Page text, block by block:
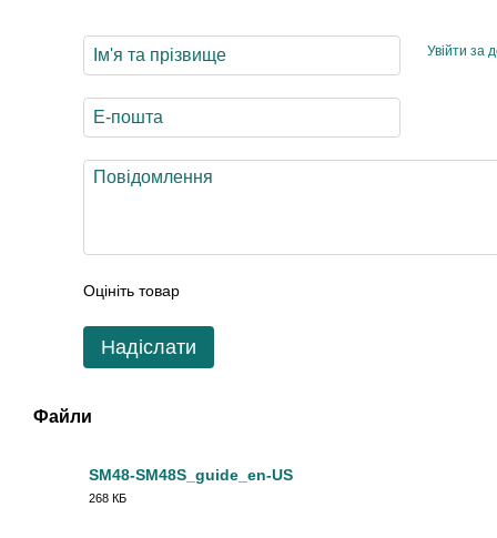
Увійти за
Оцініть товар
Надіслати
Файли
SM48-SM48S_guide_en-US
268 КБ